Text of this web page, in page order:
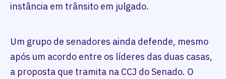
instância em trânsito em julgado.
Um grupo de senadores ainda defende, mesmo
após um acordo entre os líderes das duas casas,
a proposta que tramita na CCJ do Senado. O